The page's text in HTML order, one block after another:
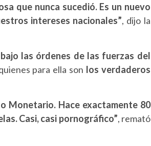
que nunca sucedió. Es un nuevo
intereses nacionales”, dijo la
las órdenes de las fuerzas del
para ella son los verdaderos
Monetario. Hace exactamente 80
Casi, casi pornográfico”, remató